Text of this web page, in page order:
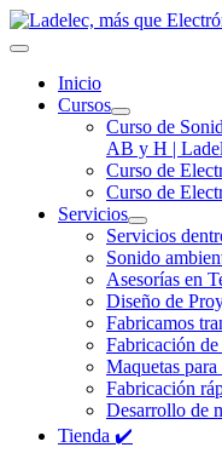
Inicio
Cursos
Curso de
AB y H |
Curso de
Curso de
Servicios
Servicios
Sonido
Asesorías en
Diseño de
Fabricamos
Fabricación
Maquetas
Fabricación
Desarrollo de
Tienda ✔️